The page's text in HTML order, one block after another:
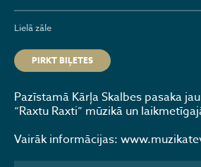
Lielā zāle
PIRKT BIĻETES
Pazīstamā Kārļa Skalbes pasaka
“Raxtu Raxti” mūzikā un
Vairāk informācijas: